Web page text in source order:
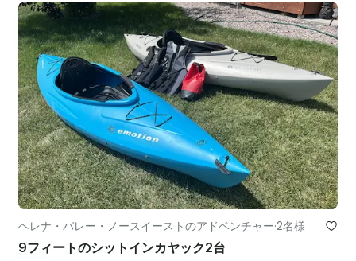
ヘレナ・バレー・ノースイーストのアドベンチャー·2名様
9フィートのシットインカヤック2台